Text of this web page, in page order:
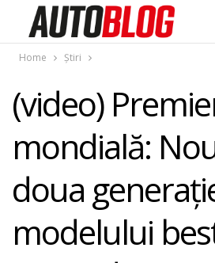
Home Știri
(video)
mondială:
doua
modelului